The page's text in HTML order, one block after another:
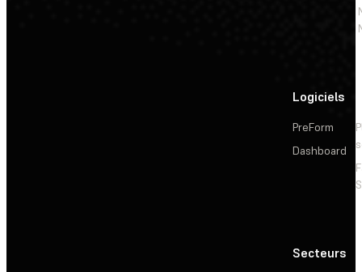
Logiciels
PreForm
Dashboard
Secteurs